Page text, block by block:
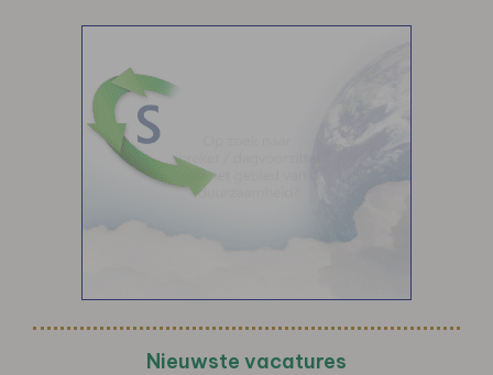
Nieuwste vacatures